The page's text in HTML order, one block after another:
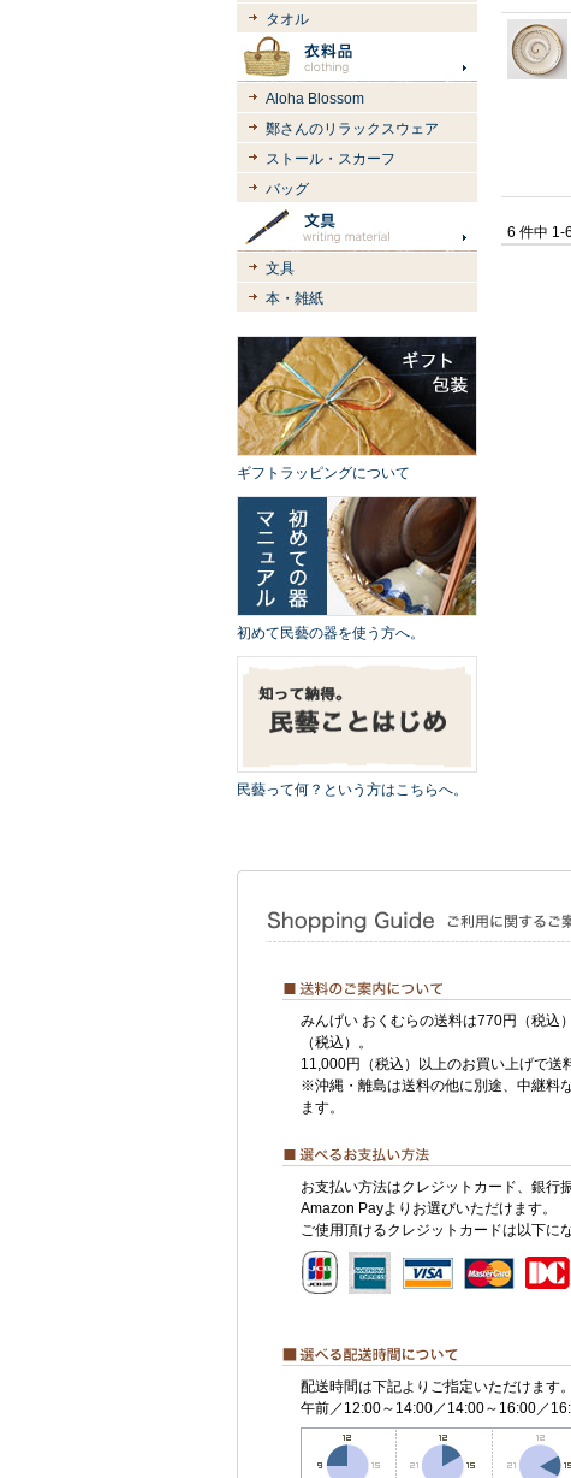
タオル
Aloha Blossom
鄭さんのリラックスウェア
ストール・スカーフ
バッグ
文具
本・雑紙
ギフトラッピングについて
初めて民藝の器を使う方へ。
民藝って何？という方はこちらへ。
6 件中
みんげい おくむらの送料は770円（税込
（税込）。
11,000円（税込）以上のお買い上げで送
※沖縄・離島は送料の他に別途、中継料
ます。
お支払い方法はクレジットカード、銀行
Amazon Payよりお選びいただけます。
ご使用頂けるクレジットカードは以下に
配送時間は下記よりご指定いただけます。
午前／12:00～14:00／14:00～16:00／